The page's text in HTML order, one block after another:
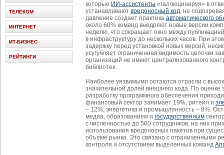
которые ИИ-ассистенты «галлюцинируя» в
устанавливают вредоносный код, не
давление создает практика автоматического
около 60% команд внедряют новые версии
неделю, что сокращает окно между
в инфраструктуру до нескольких часов. При
задержку перед установкой новых версий,
усугубляет ограниченная видимость цепочки
организаций не имеют централизованного
библиотек.
Наиболее уязвимыми остаются отрасли с
значительной долей внешнего кода. По
разработку программного обеспечения
финансовый сектор занимает 19%, ритейл и
– 12%, энергетика и промышленность – 9%.
медиа, образованием и государственным
с численностью до 500 сотрудников: на них
использования вредоносных пакетов при
объеме рынка. Это связано с ограниченными
контроля и отсутствием выделенных команд
ТЕЛЕКОМ
ИНТЕРНЕТ
ИТ-БИЗНЕС
РЕЙТИНГИ